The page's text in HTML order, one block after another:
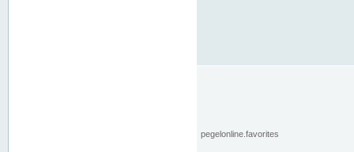
pegelonline.favorites